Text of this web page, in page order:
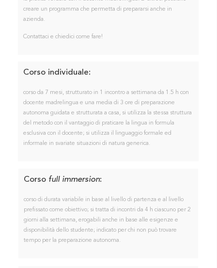
creare un programma che permetta di prepararsi anche in
azienda.
Contattaci e chiedici come fare!
Corso individuale:
corso da 7 mesi, strutturato in 1 incontro a settimana da 1.5 h con
docente madrelingua e una media di 3 ore di preparazione
autonoma guidata e strutturata a casa, si utilizza la stessa struttura
del metodo con il vantaggio di praticare la lingua in formula
esclusiva con il docente; si utilizza il linguaggio formale ed
informale in svariate situazioni di natura generica.
Corso full immersion:
corso di durata variabile in base al livello di partenza e al livello
prefissato come obiettivo; si tratta di incontri da 4 h ciascuno per 2
giorni alla settimana, erogabili anche in base alle esigenze e
disponibilità dello studente; indicato per chi non può trovare
tempo per la preparazione autonoma.